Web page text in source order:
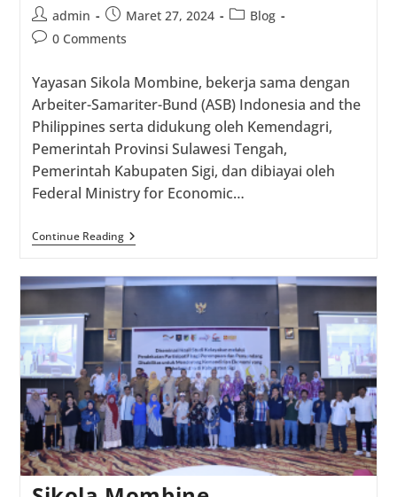
Post
author:
admin
Post
published:
Maret 27, 2024
PostBlog
Post0 Comments
Yayasan Sikola Mombine, bekerja sama dengan
Arbeiter-Samariter-Bund (ASB) Indonesia and the
Philippines serta didukung oleh Kemendagri,
Pemerintah Provinsi Sulawesi Tengah,
Pemerintah Kabupaten Sigi, dan dibiayai oleh
Federal Ministry for Economic…
Continue ReadingSikola
Mombine
Hasil
Riset,
Kemandirian
Ekonomi
Perempuan
Dan
Individu
Berkebutuhan
Khusus
Di
Sigi